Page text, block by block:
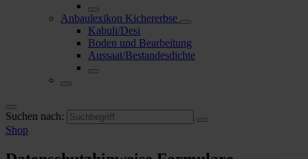
Anbaulexikon Kichererbse
Kabuli/Desi
Boden und Bearbeitung
Aussaat/Bestandesdichte
Suchen nach:
Shop